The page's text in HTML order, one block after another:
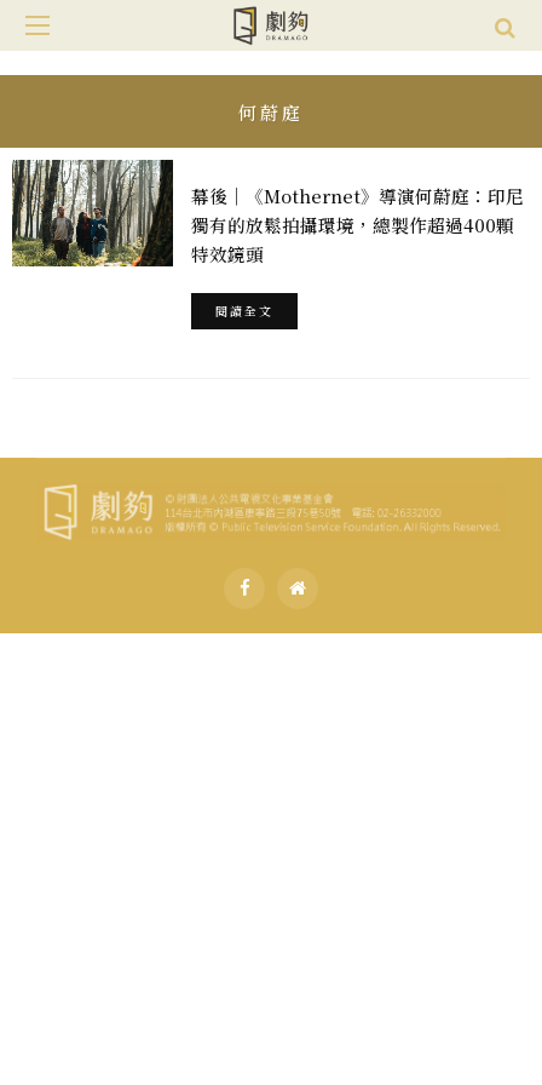
何蔚庭
幕後｜《Mothernet》導演何蔚庭：印尼
獨有的放鬆拍攝環境，總製作超過400顆
特效鏡頭
閱讀全文